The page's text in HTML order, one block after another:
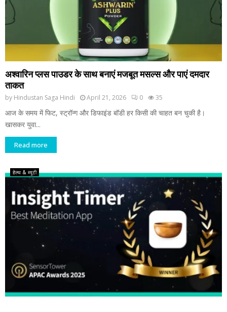
अश्वारिन प्लस पाउडर के साथ बनाएं मजबूत मसल्स और पाएं दमदार
ताकत
by Hindustan Saga Hindi April 21, 2026 0 35
आज के समय में फिट, स्ट्रॉन्ग और डिफाइंड बॉडी हर किसी की चाहत बन चुकी है।
खासकर युवा...
Read more
हेल्थ & ब्यूटी